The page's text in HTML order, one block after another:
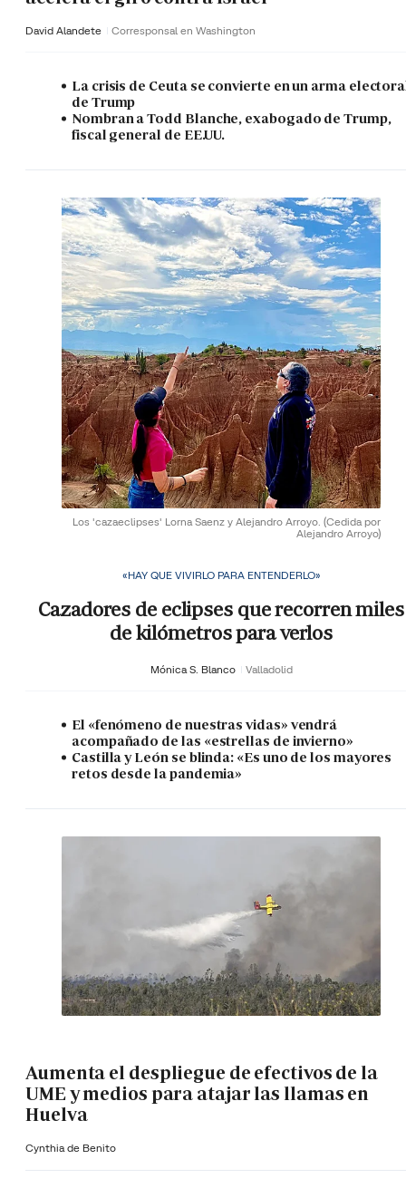
David Alandete Corresponsal en Washington
La crisis de Ceuta se convierte en un arma
de Trump
Nombran a Todd Blanche, exabogado de Trump,
fiscal general de EE.UU.
Los 'cazaeclipses' Lorna Saenz y Alejandro Arroyo. (Cedida por
Alejandro Arroyo)
«HAY QUE VIVIRLO PARA ENTENDERLO»
Cazadores de eclipses que recorren miles
de kilómetros para verlos
Mónica S. Blanco Valladolid
El «fenómeno de nuestras vidas» vendrá
acompañado de las «estrellas de invierno»
Castilla y León se blinda: «Es uno de los mayores
retos desde la pandemia»
Aumenta el despliegue de efectivos de la
UME y medios para atajar las llamas en
Huelva
Cynthia de Benito